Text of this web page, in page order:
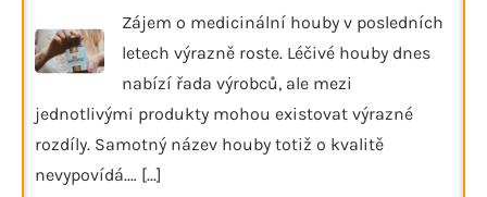
Zájem o medicinální houby v posledních
letech výrazně roste. Léčivé houby dnes
nabízí řada výrobců, ale mezi
jednotlivými produkty mohou existovat výrazné
rozdíly. Samotný název houby totiž o kvalitě
nevypovídá.… [...]